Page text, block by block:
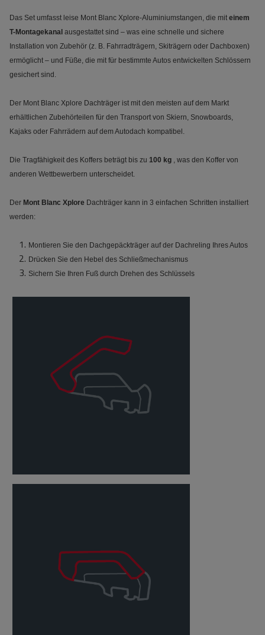
Das Set umfasst leise Mont Blanc Xplore-Aluminiumstangen, die mit einem
T-Montagekanal ausgestattet sind – was eine schnelle und sichere
Installation von Zubehör (z. B. Fahrradträgern, Skiträgern oder Dachboxen)
ermöglicht – und Füße, die mit für bestimmte Autos entwickelten Schlössern
gesichert sind.
Der Mont Blanc Xplore Dachträger ist mit den meisten auf dem Markt
erhältlichen Zubehörteilen für den Transport von Skiern, Snowboards,
Kajaks oder Fahrrädern auf dem Autodach kompatibel.
Die Tragfähigkeit des Koffers beträgt bis zu 100 kg , was den Koffer von
anderen Wettbewerbern unterscheidet.
Der Mont Blanc Xplore Dachträger kann in 3 einfachen Schritten installiert
werden:
Montieren Sie den Dachgepäckträger auf der Dachreling Ihres Autos
Drücken Sie den Hebel des Schließmechanismus
Sichern Sie Ihren Fuß durch Drehen des Schlüssels